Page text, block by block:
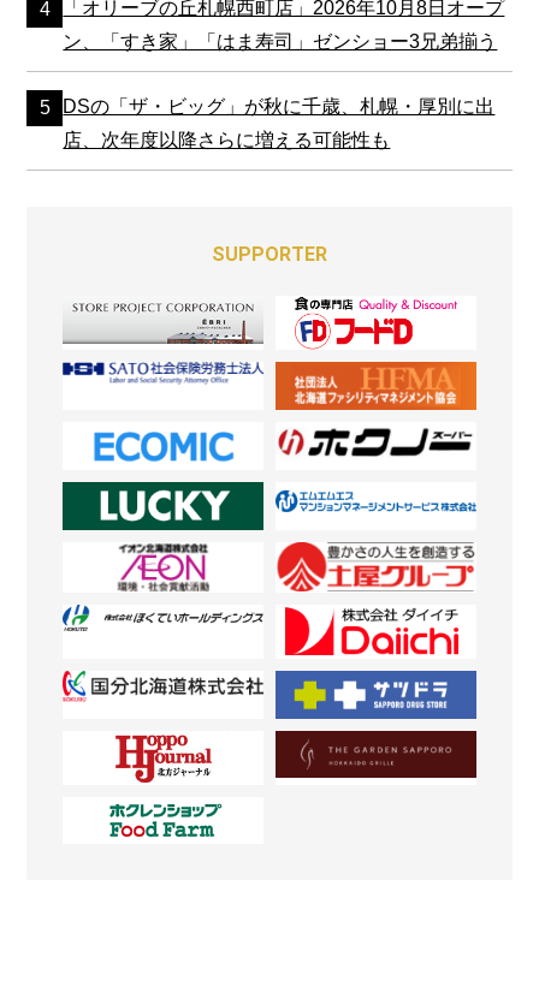
「オリーブの丘札幌西町店」2026年10月8日オープ
ン、「すき家」「はま寿司」ゼンショー3兄弟揃う
DSの「ザ・ビッグ」が秋に千歳、札幌・厚別に出
店、次年度以降さらに増える可能性も
SUPPORTER